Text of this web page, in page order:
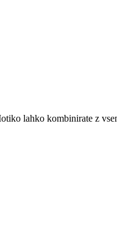
lahko kombinirate z